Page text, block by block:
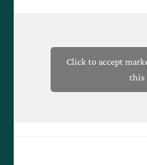
Click to accept
this